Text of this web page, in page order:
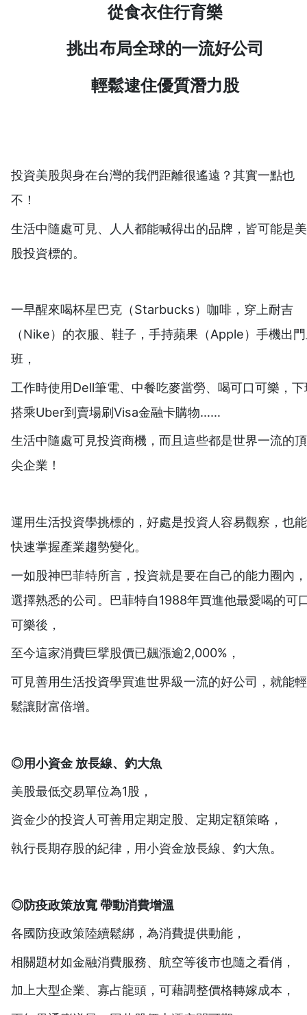
從食衣住行育樂
挑出布局全球的一流好公司
輕鬆逮住優質潛力股
投資美股與身在台灣的我們距離很遙遠？其實一點也
不！
生活中隨處可見、人人都能喊得出的品牌，皆可能是美
股投資標的。
一早醒來喝杯星巴克（Starbucks）咖啡，穿上耐吉
（Nike）的衣服、鞋子，手持蘋果（Apple）手機出
班，
工作時使用Dell筆電、中餐吃麥當勞、喝可口可樂，下
搭乘Uber到賣場刷Visa金融卡購物……
生活中隨處可見投資商機，而且這些都是世界一流的頂
尖企業！
運用生活投資學挑標的，好處是投資人容易觀察，也能
快速掌握產業趨勢變化。
一如股神巴菲特所言，投資就是要在自己的能力圈內，
選擇熟悉的公司。巴菲特自1988年買進他最愛喝的可
可樂後，
至今這家消費巨擘股價已飆漲逾2,000%，
可見善用生活投資學買進世界級一流的好公司，就能輕
鬆讓財富倍增。
◎用小資金 放長線、釣大魚
美股最低交易單位為1股，
資金少的投資人可善用定期定股、定期定額策略，
執行長期存股的紀律，用小資金放長線、釣大魚。
◎防疫政策放寬 帶動消費增溫
各國防疫政策陸續鬆綁，為消費提供動能，
相關題材如金融消費服務、航空等後市也隨之看俏，
加上大型企業、寡占龍頭，可藉調整價格轉嫁成本，